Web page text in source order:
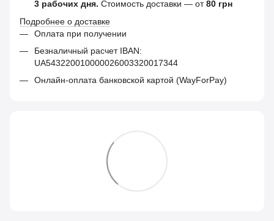
3 рабочих дня. Стоимость доставки — от80 грн
Подробнее о доставке
Оплата при получении
Безналичный расчет IBAN:
UA543220010000026003320017344
Онлайн-оплата банковской картой (WayForPay)